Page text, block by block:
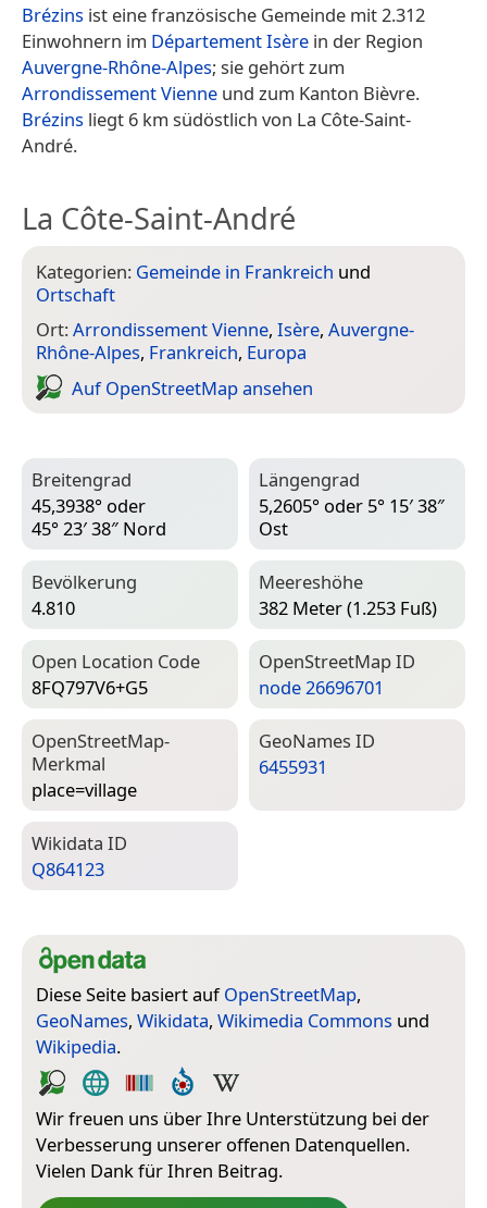
Brézins ist eine französische Gemeinde mit 2.312
Einwohnern im Département Isère in der Region
Auvergne-Rhône-Alpes; sie gehört zum
Arrondissement Vienne und zum Kanton Bièvre.
Brézins liegt 6 km südöstlich von La Côte-Saint-
André.
La Côte-Saint-André
Kategorien: Gemeinde in Frankreich und
Ortschaft
Ort:Arrondissement Vienne, Isère, Auvergne-
Rhône-Alpes, Frankreich, Europa
Auf Open­Street­Map ansehen
Breitengrad
45,3938° oder
45° 23′ 38″ Nord
Längengrad
5,2605° oder 5° 15′ 38″
Ost
Bevölkerung
4.810
Meereshöhe
382 Meter (1.253 Fuß)
Open Location Code
8FQ797V6+G5
Open­Street­Map ID
node 26696701
Open­Street­Map-
Merkmal
place=­village
Geo­Names ID
6455931
Wiki­data ID
Q864123
Diese Seite basiert aufOpenStreetMap,
GeoNames, Wikidata, Wikimedia Commons und
Wikipedia.
Wir freuen uns über Ihre Unterstützung bei der
Verbesserung unserer offenen Datenquellen.
Vielen Dank für Ihren Beitrag.